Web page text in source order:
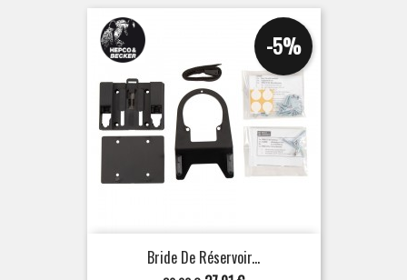
base
Bride De Réservoir...
-5%